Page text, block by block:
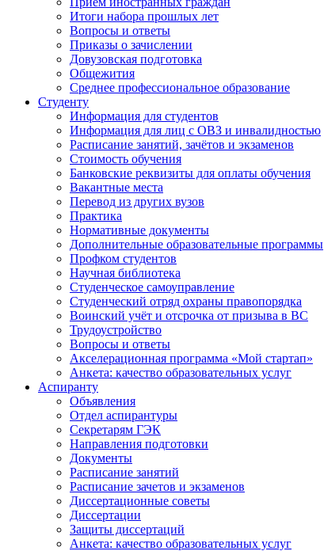
Итоги набора прошлых лет
Вопросы и ответы
Приказы о зачислении
Довузовская подготовка
Общежития
Среднее профессиональное образование
Студенту
Информация для студентов
Информация для лиц с ОВЗ и инвалидностью
Расписание занятий, зачётов и экзаменов
Стоимость обучения
Банковские реквизиты для оплаты обучения
Вакантные места
Перевод из других вузов
Практика
Нормативные документы
Дополнительные образовательные программы
Профком студентов
Научная библиотека
Студенческое самоуправление
Студенческий отряд охраны правопорядка
Воинский учёт и отсрочка от призыва в ВС
Трудоустройство
Вопросы и ответы
Акселерационная программа «Мой стартап»
Анкета: качество образовательных услуг
Аспиранту
Объявления
Отдел аспирантуры
Секретарям ГЭК
Направления подготовки
Документы
Расписание занятий
Расписание зачетов и экзаменов
Диссертационные советы
Диссертации
Защиты диссертаций
Анкета: качество образовательных услуг